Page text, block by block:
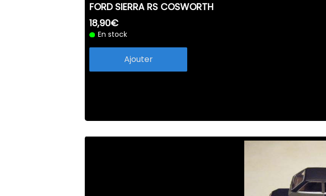
FORD SIERRA RS COSWORTH
18,90€
En stock
Ajouter